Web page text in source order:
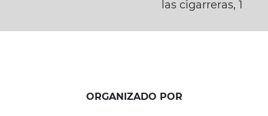
las cigarreras, 1
ORGANIZADO POR